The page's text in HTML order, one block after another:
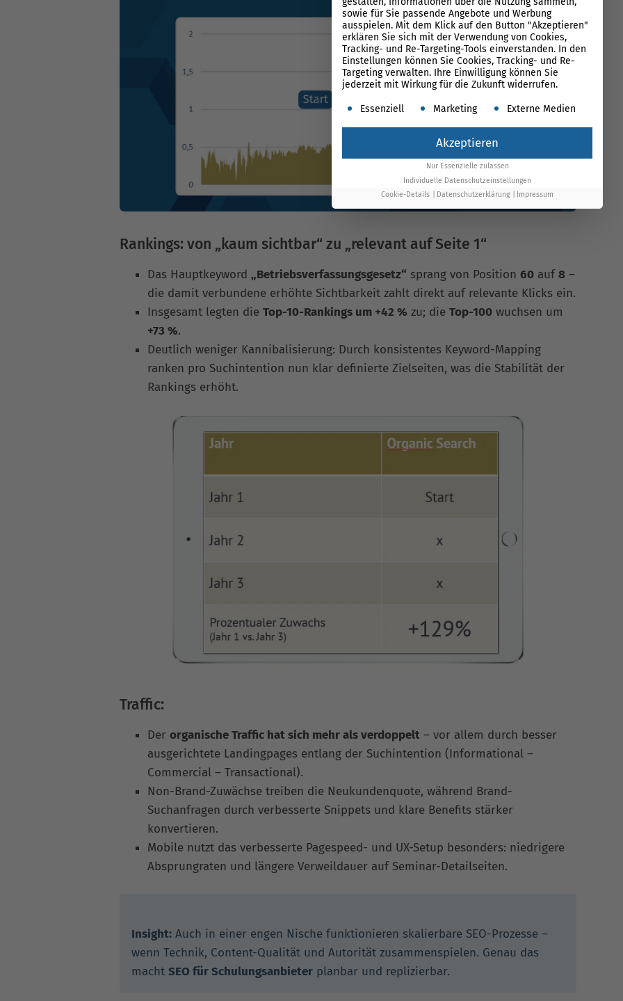
Rankings: von „kaum sichtbar“ zu „relevant auf Seite 1“
Das Hauptkeyword „Betriebsverfassungsgesetz“ sprang von Position 60 auf8 –
die damit verbundene erhöhte Sichtbarkeit zahlt direkt auf relevante Klicks ein.
Insgesamt legten die Top-10-Rankings um +42 % zu; die Top-100 wuchsen um
+73 %.
Deutlich weniger Kannibalisierung: Durch konsistentes Keyword-Mapping
ranken pro Suchintention nun klar definierte Zielseiten, was die Stabilität der
Rankings erhöht.
Traffic:
Der organische Traffic hat sich mehr als verdoppelt – vor allem durch besser
ausgerichtete Landingpages entlang der Suchintention (Informational –
Commercial – Transactional).
Non-Brand-Zuwächse treiben die Neukundenquote, während Brand-
Suchanfragen durch verbesserte Snippets und klare Benefits stärker
konvertieren.
Mobile nutzt das verbesserte Pagespeed- und UX-Setup besonders: niedrigere
Absprungraten und längere Verweildauer auf Seminar-Detailseiten.
Insight: Auch in einer engen Nische funktionieren skalierbare SEO-Prozesse –
wenn Technik, Content-Qualität und Autorität zusammenspielen. Genau das
macht SEO für Schulungsanbieter planbar und replizierbar.
sowie für Sie passende Angebote und Werbung
ausspielen. Mit dem Klick auf den Button "Akzeptieren"
erklären Sie sich mit der Verwendung von Cookies,
Tracking- und Re-Targeting-Tools einverstanden. In den
Einstellungen können Sie Cookies, Tracking- und Re-
Targeting verwalten. Ihre Einwilligung können Sie
jederzeit mit Wirkung für die Zukunft widerrufen.
Es folgt eine Liste der Service-Gruppen, für die
Essenziell Marketing Externe Medien
Akzeptieren
Nur Essenzielle zulassen
Individuelle Datenschutzeinstellungen
Cookie-Details
Datenschutzerklärung Impressum